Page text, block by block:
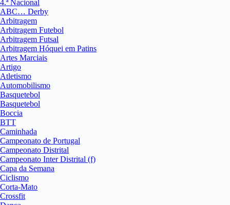
4.ª Nacional
ABC… Derby
Arbitragem
Arbitragem Futebol
Arbitragem Futsal
Arbitragem Hóquei em Patins
Artes Marciais
Artigo
Atletismo
Automobilismo
Basquetebol
Basquetebol
Boccia
BTT
Caminhada
Campeonato de Portugal
Campeonato Distrital
Campeonato Inter Distrital (f)
Capa da Semana
Ciclismo
Corta-Mato
Crossfit